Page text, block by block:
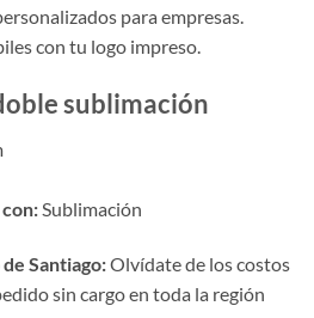
para empresas.
con tu logo impreso.
sublimación
Sublimación
Santiago:Olvídate de los costos
sin cargo en toda la región